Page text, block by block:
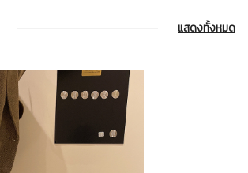
แสดงทั้งหมด